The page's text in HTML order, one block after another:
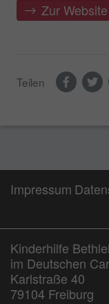
Zur
Teilen
Impressum
Kinderhilfe
im Deutschen
Karlstraße 40
79104 Freiburg